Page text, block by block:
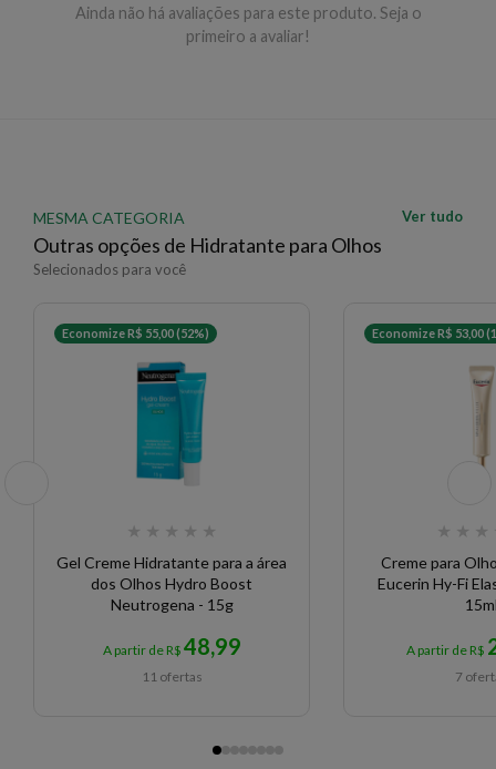
Ainda não há avaliações para este produto. Seja o
primeiro a avaliar!
MESMA CATEGORIA
Outras opções de Hidratante para Olhos
Selecionados para você
Ver tudo
Economize R$ 55,00 (52%)
★ ★ ★ ★ ★
Gel Creme Hidratante para a área
dos Olhos Hydro Boost
Neutrogena - 15g
A partir de R$ 48,99
11 ofertas
Economize R$ 53,00
★ ★ ★
Creme para
Eucerin Hy-Fi
A partir de R$
7